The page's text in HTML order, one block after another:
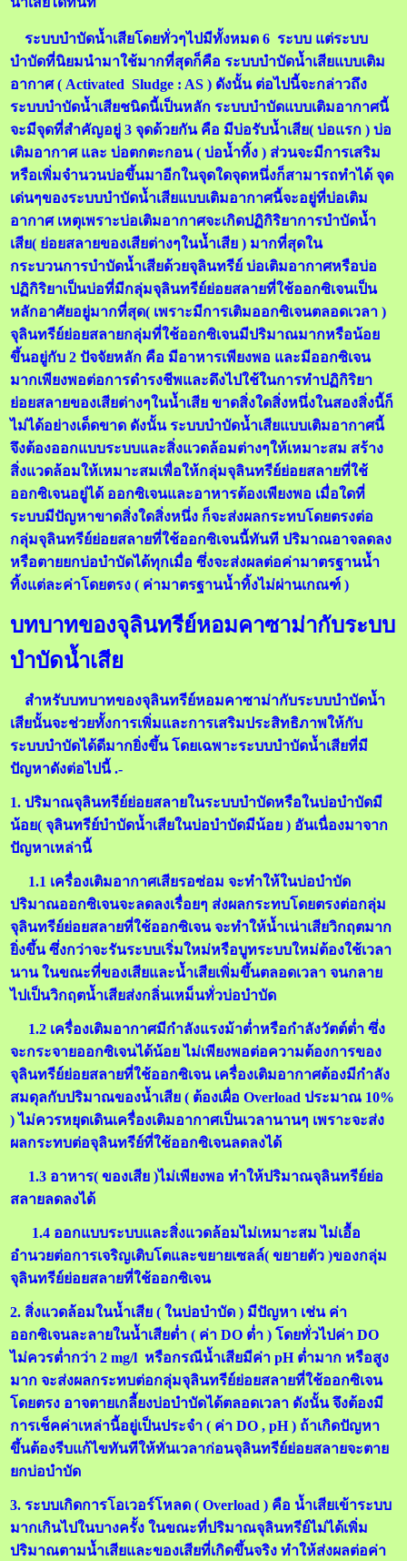
ระบบบำบัดน้ำเสียโดยทั่วๆไปมีทั้งหมด 6 ระบบ แต่ระบบ
บำบัดที่นิยมนำมาใช้มากที่สุดก็คือ ระบบบำบัดน้ำเสียแบบเติม
อากาศ ( Activated Sludge : AS ) ดังนั้น ต่อไปนี้จะกล่าวถึง
ระบบบำบัดน้ำเสียชนิดนี้เป็นหลัก ระบบบำบัดแบบเติมอากาศนี้
จะมีจุดที่สำคัญอยู่ 3 จุดด้วยกัน คือ มีบ่อรับน้ำเสีย( บ่อแรก ) บ่อ
เติมอากาศ และ บ่อตกตะกอน ( บ่อน้ำทิ้ง ) ส่วนจะมีการเสริม
หรือเพิ่มจำนวนบ่อขึ้นมาอีกในจุดใดจุดหนึ่งก็สามารถทำได้ จุด
เด่นๆของระบบบำบัดน้ำเสียแบบเติมอากาศนี้จะอยู่ที่บ่อเติม
อากาศ เหตุเพราะบ่อเติมอากาศจะเกิดปฏิกิริยาการบำบัดน้ำ
เสีย( ย่อยสลายของเสียต่างๆในน้ำเสีย ) มากที่สุดใน
กระบวนการบำบัดน้ำเสียด้วยจุลินทรีย์ บ่อเติมอากาศหรือบ่อ
ปฏิกิริยาเป็นบ่อที่มีกลุ่มจุลินทรีย์ย่อยสลายที่ใช้ออกซิเจนเป็น
หลักอาศัยอยู่มากที่สุด( เพราะมีการเติมออกซิเจนตลอดเวลา )
จุลินทรีย์ย่อยสลายกลุ่มที่ใช้ออกซิเจนมีปริมาณมากหรือน้อย
ขึ้นอยู่กับ 2 ปัจจัยหลัก คือ มีอาหารเพียงพอ และมีออกซิเจน
มากเพียงพอต่อการดำรงชีพและดึงไปใช้ในการทำปฏิกิริยา
ย่อยสลายของเสียต่างๆในน้ำเสีย ขาดสิ่งใดสิ่งหนึ่งในสองสิ่งนี้ก็
ไม่ได้อย่างเด็ดขาด ดังนั้น ระบบบำบัดน้ำเสียแบบเติมอากาศนี้
จึงต้องออกแบบระบบและสิ่งแวดล้อมต่างๆให้เหมาะสม สร้าง
สิ่งแวดล้อมให้เหมาะสมเพื่อให้กลุ่มจุลินทรีย์ย่อยสลายที่ใช้
ออกซิเจนอยู่ได้ ออกซิเจนและอาหารต้องเพียงพอ เมื่อใดที่
ระบบมีปัญหาขาดสิ่งใดสิ่งหนึ่ง ก็จะส่งผลกระทบโดยตรงต่อ
กลุ่มจุลินทรีย์ย่อยสลายที่ใช้ออกซิเจนนี้ทันที ปริมาณอาจลดลง
หรือตายยกบ่อบำบัดได้ทุกเมื่อ ซึ่งจะส่งผลต่อค่ามาตรฐานน้ำ
ทิ้งแต่ละค่าโดยตรง ( ค่ามาตรฐานน้ำทิ้งไม่ผ่านเกณฑ์ )
บทบาทของจุลินทรีย์หอมคาซาม่ากับระบบ
บำบัดน้ำเสีย
สำหรับบทบาทของจุลินทรีย์หอมคาซาม่ากับระบบบำบัดน้ำ
เสียนั้นจะช่วยทั้งการเพิ่มและการเสริมประสิทธิภาพให้กับ
ระบบบำบัดได้ดีมากยิ่งขึ้น โดยเฉพาะระบบบำบัดน้ำเสียที่มี
ปัญหาดังต่อไปนี้ .-
1. ปริมาณจุลินทรีย์ย่อยสลายในระบบบำบัดหรือในบ่อบำบัดมี
น้อย( จุลินทรีย์บำบัดน้ำเสียในบ่อบำบัดมีน้อย ) อันเนื่องมาจาก
ปัญหาเหล่านี้
1.1 เครื่องเติมอากาศเสียรอซ่อม จะทำให้ในบ่อบำบัด
ปริมาณออกซิเจนจะลดลงเรื่อยๆ ส่งผลกระทบโดยตรงต่อกลุ่ม
จุลินทรีย์ย่อยสลายที่ใช้ออกซิเจน จะทำให้น้ำเน่าเสียวิกฤตมาก
ยิ่งขึ้น ซึ่งกว่าจะรันระบบเริ่มใหม่หรือบูทระบบใหม่ต้องใช้เวลา
นาน ในขณะที่ของเสียและน้ำเสียเพิ่มขึ้นตลอดเวลา จนกลาย
ไปเป็นวิกฤตน้ำเสียส่งกลิ่นเหม็นทั่วบ่อบำบัด
1.2 เครื่องเติมอากาศมีกำลังแรงม้าต่ำหรือกำลังวัตต์ต่ำ ซึ่ง
จะกระจายออกซิเจนได้น้อย ไม่เพียงพอต่อความต้องการของ
จุลินทรีย์ย่อยสลายที่ใช้ออกซิเจน เครื่องเติมอากาศต้องมีกำลัง
สมดุลกับปริมาณของน้ำเสีย ( ต้องเผื่อ Overload ประมาณ 10%
) ไม่ควรหยุดเดินเครื่องเติมอากาศเป็นเวลานานๆ เพราะจะส่ง
ผลกระทบต่อจุลินทรีย์ที่ใช้ออกซิเจนลดลงได้
1.3 อาหาร( ของเสีย )ไม่เพียงพอ ทำให้ปริมาณจุลินทรีย์ย่อ
สลายลดลงได้
1.4 ออกแบบระบบและสิ่งแวดล้อมไม่เหมาะสม ไม่เอื้อ
อำนวยต่อการเจริญเติบโตและขยายเซลล์( ขยายตัว )ของกลุ่ม
จุลินทรีย์ย่อยสลายที่ใช้ออกซิเจน
2. สิ่งแวดล้อมในน้ำเสีย ( ในบ่อบำบัด ) มีปัญหา เช่น ค่า
ออกซิเจนละลายในน้ำเสียต่ำ ( ค่า DO ต่ำ ) โดยทั่วไปค่า DO
ไม่ควรต่ำกว่า 2 mg/l หรือกรณีน้ำเสียมีค่า pH ต่ำมาก หรือสูง
มาก จะส่งผลกระทบต่อกลุ่มจุลินทรีย์ย่อยสลายที่ใช้ออกซิเจน
โดยตรง อาจตายเกลี้ยงบ่อบำบัดได้ตลอดเวลา ดังนั้น จึงต้องมี
การเช็คค่าเหล่านี้อยู่เป็นประจำ ( ค่า DO , pH ) ถ้าเกิดปัญหา
ขึ้นต้องรีบแก้ไขทันทีให้ทันเวลาก่อนจุลินทรีย์ย่อยสลายจะตาย
ยกบ่อบำบัด
3. ระบบเกิดการโอเวอร์โหลด ( Overload ) คือ น้ำเสียเข้าระบบ
มากเกินไปในบางครั้ง ในขณะที่ปริมาณจุลินทรีย์ไม่ได้เพิ่ม
ปริมาณตามน้ำเสียและของเสียที่เกิดขึ้นจริง ทำให้ส่งผลต่อค่า